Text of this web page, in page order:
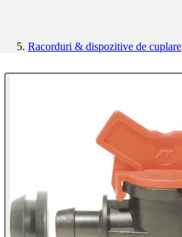
Racorduri & dispozitive de cuplare